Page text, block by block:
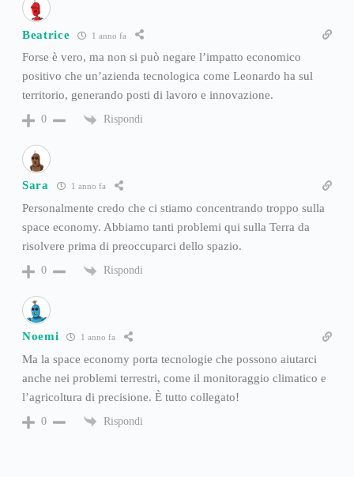
Beatrice 1 anno fa
Forse è vero, ma non si può negare l’impatto economico
positivo che un’azienda tecnologica come Leonardo ha sul
territorio, generando posti di lavoro e innovazione.
0 Rispondi
Sara 1 anno fa
Personalmente credo che ci stiamo concentrando troppo sulla
space economy. Abbiamo tanti problemi qui sulla Terra da
risolvere prima di preoccuparci dello spazio.
0 Rispondi
Noemi 1 anno fa
Ma la space economy porta tecnologie che possono aiutarci
anche nei problemi terrestri, come il monitoraggio climatico e
l’agricoltura di precisione. È tutto collegato!
0 Rispondi